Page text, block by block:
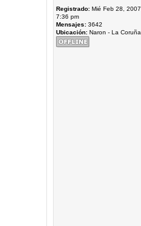
Registrado:Mié Feb 28, 2007
7:36 pm
Mensajes:3642
Ubicación:Naron - La Coruña